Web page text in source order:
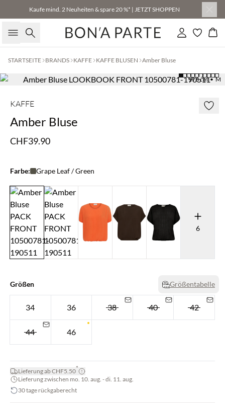
Kaufe mind. 2 Neuheiten & spare 20 %* | JETZT SHOPPEN
Suche Einloggen
STARTSEITE BRANDS KAFFE KAFFE BLUSEN Amber Bluse
176 cm • M
KAFFE
Amber Bluse
CHF39.90
Farbe: Grape Leaf / Green
6
Größen Größentabelle
34 36 38 40 42
44 46
Lieferung ab CHF5.50*
Lieferung zwischen mo. 10. aug. - di. 11. aug.
30 tage rückgaberecht